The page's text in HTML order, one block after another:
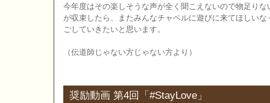
今年度はその楽しそうな声が全く聞こえないので物足り
が収束したら、またみんなチャペルに遊びに来てほしい
ごしていきたいと思います。
（伝道師じゃない方じゃない方より）
奨励動画 第4回「#StayLove」